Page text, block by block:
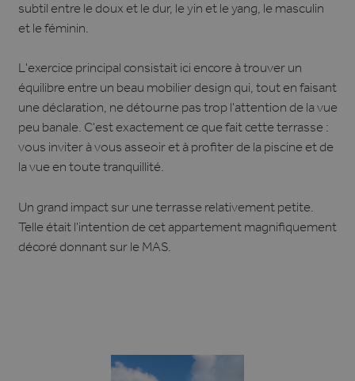
subtil entre le doux et le dur, le yin et le yang, le masculin
et le féminin.
L'exercice principal consistait ici encore à trouver un
équilibre entre un beau mobilier design qui, tout en faisant
une déclaration, ne détourne pas trop l'attention de la vue
peu banale. C'est exactement ce que fait cette terrasse :
vous inviter à vous asseoir et à profiter de la piscine et de
la vue en toute tranquillité.
Un grand impact sur une terrasse relativement petite.
Telle était l'intention de cet appartement magnifiquement
décoré donnant sur le MAS.